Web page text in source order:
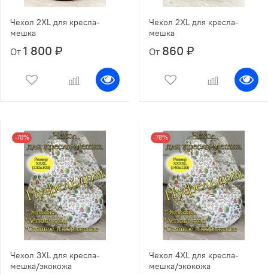
Чехол 2XL для кресла-
мешка
От 1 800 ₽
Чехол 2XL для кресла-
мешка
От 860 ₽
-78%
Чехол 3XL для кресла-
мешка/экокожа
-78%
Чехол 4XL для кресла-
мешка/экокожа